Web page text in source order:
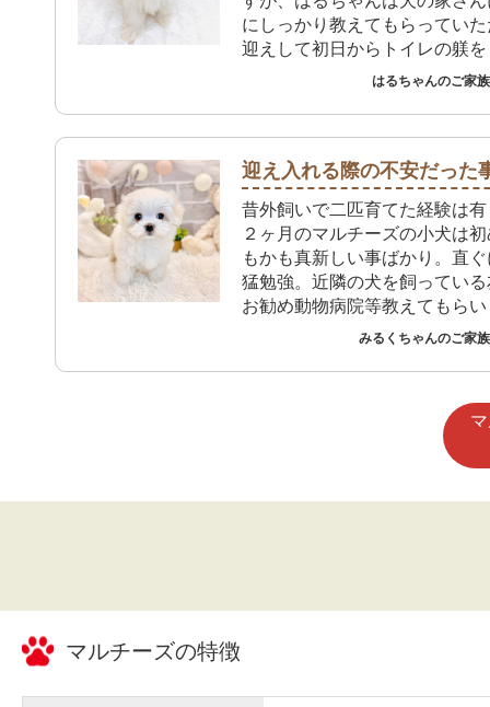
にしっかり教えてもらってい
迎えして初日からトイレの躾
も、おしっこもうんちもトイ
屋に出してもお姉ちゃんたち
っています。 これからは先住
り方を教えながら楽しく生活
いです。
はるちゃんのご家
迎え入れる際の不安だった
昔外飼いで二匹育てた経験は
２ヶ月のマルチーズの小犬は
もかも真新しい事ばかり。直
猛勉強。近隣の犬を飼ってい
お勧め動物病院等教えてもら
犬の家でも必要な物等買いに
みるくちゃんのご家
マルチーズの特徴